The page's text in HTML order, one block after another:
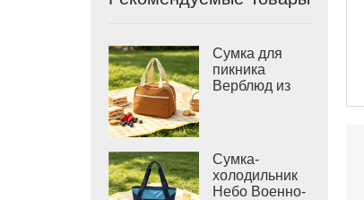
Сумка для
пикника
Верблюд из
Сумка-
холодильник
Небо Военно-